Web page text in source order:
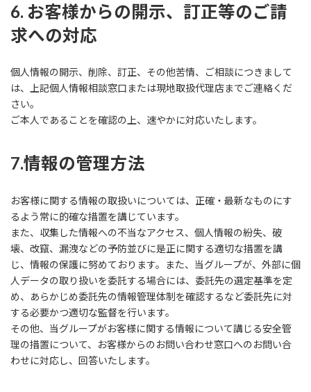
6. お客様からの開示、訂正等のご請
求への対応
個人情報の開示、削除、訂正、その他苦情、ご相談につきまして
は、上記個人情報相談窓口または現地取扱代理店までご連絡くだ
さい。
ご本人であることを確認の上、速やかに対応いたします。
7.情報の管理方法
お客様に関する情報の取扱いについては、正確・最新なものにす
るよう常に的確な措置を講じています。
また、収集した情報への不当なアクセス、個人情報の紛失、破
壊、改竄、漏洩などの予防並びに是正に関する適切な措置を講
じ、情報の保護に努めております。また、当グループが、外部に個
人データの取り扱いを委託する場合には、委託先の選定基準を定
め、あらかじめ委託先の情報管理体制を確認するなど委託先に対
する必要かつ適切な監督を行います。
その他、当グループがお客様に関する情報について講じる安全管
理の措置について、お客様からのお問い合わせ窓口へのお問い合
わせに対応し、回答いたします。